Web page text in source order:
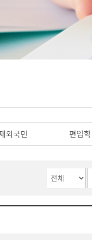
외국민 편입학